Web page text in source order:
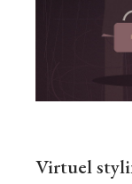
Virtuel